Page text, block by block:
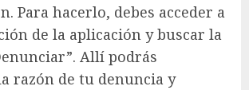
Para hacerlo, debes acceder a
de la aplicación y buscar la
Allí podrás
razón de tu denuncia y